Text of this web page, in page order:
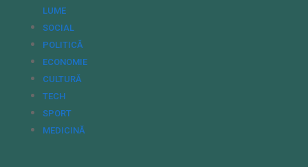
LUME
SOCIAL
POLITICĂ
ECONOMIE
CULTURĂ
TECH
SPORT
MEDICINĂ